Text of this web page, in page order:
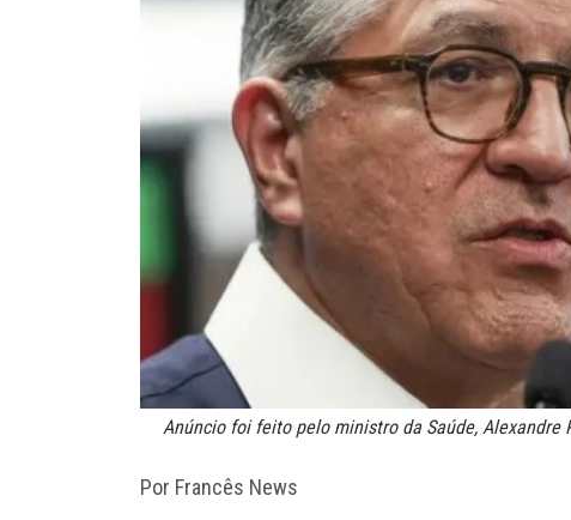
Anúncio foi feito pelo ministro da Saúde, Alexandre
Por Francês News